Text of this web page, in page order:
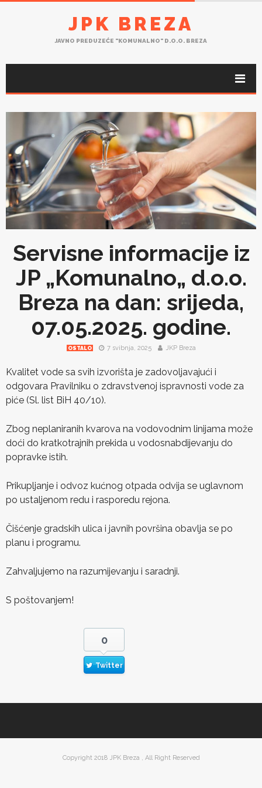
JPK BREZA
JAVNO PREDUZEĆE "KOMUNALNO" D.O.O. BREZA
Servisne informacije iz
JP „Komunalno„ d.o.o.
Breza na dan: srijeda,
07.05.2025. godine.
OSTALO 7 svibnja, 2025 JKP Breza
Kvalitet vode sa svih izvorišta je zadovoljavajući i
odgovara Pravilniku o zdravstvenoj ispravnosti vode za
piće (Sl. list BiH 40/10).
Zbog neplaniranih kvarova na vodovodnim linijama može
doći do kratkotrajnih prekida u vodosnabdijevanju do
popravke istih.
Prikupljanje i odvoz kućnog otpada odvija se uglavnom
po ustaljenom redu i rasporedu rejona.
Čišćenje gradskih ulica i javnih površina obavlja se po
planu i programu.
Zahvaljujemo na razumijevanju i saradnji.
S poštovanjem!
0
Twitter
Copyright 2018 JPK Breza , All Right Reserved